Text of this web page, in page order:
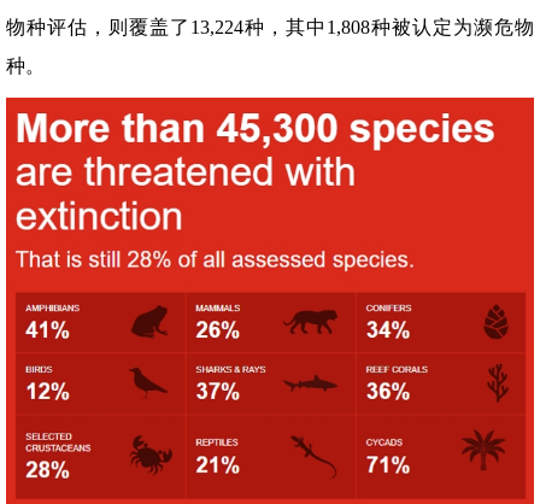
物种评估，则覆盖了13,224种，其中1,808种被认定为濒危物
种。